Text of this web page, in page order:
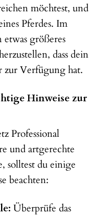
möchtest, und
Pferdes. Im
etwas größeres
dass dein
zur Verfügung hat.
Hinweise zur
Professional
und artgerechte
solltest du einige
beachten:
Überprüfe das